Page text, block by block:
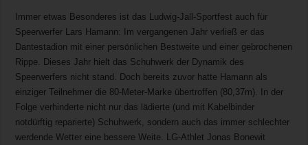
Immer etwas Besonderes ist das Ludwig-Jall-Sportfest auch für
Speerwerfer Lars Hamann: Im vergangenen Jahr verließ er das
Dantestadion mit einer persönlichen Bestweite und einer gebrochenen
Rippe. Dieses Jahr hielt das Schuhwerk der Dynamik des
Speerwerfers nicht stand. Doch bereits zuvor hatte Hamann als
einziger Teilnehmer die 80-Meter-Marke übertroffen (80,37m). In der
Folge verhinderte nicht nur das lädierte (und mit Kabelbinder
notdürftig reparierte) Schuhwerk, sondern auch das immer schlechter
werdende Wetter eine bessere Weite. LG-Athlet Jonas Bonewit